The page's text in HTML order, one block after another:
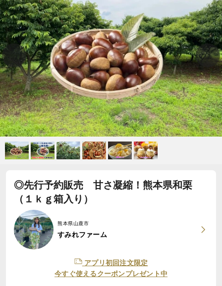
◎先行予約販売 甘さ凝縮！熊本県和栗
（１ｋｇ箱入り）
熊本県山鹿市
すみれファーム
アプリ初回注文限定
今すぐ使えるクーポンプレゼント中